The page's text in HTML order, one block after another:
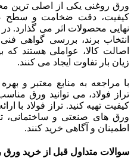
ورق روغنی یکی از اصلی ترین
کیفیت، دقت ضخامت و سطح
نهایی محصولات اثر می گذارد.
انتخاب برند، بررسی گواهی
اصالت کالا، عواملی هستند
زیان بار تفاوت ایجاد می کنند.
با مراجعه به منابع معتبر و
تراز فولاد، می توانید ورق
کیفیت تهیه کنید. تراز فولاد با
ورق های صنعتی و ساختمانی،
اطمینان و آگاهی خرید کنند.
سوالات متداول قبل از خرید ورق